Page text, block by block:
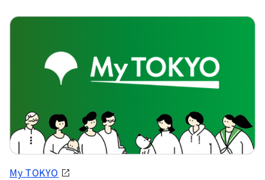
My TOKYO